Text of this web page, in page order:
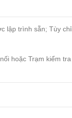
lập trình sẵn; Tùy
hoặc Trạm kiểm tra